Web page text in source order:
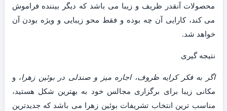
محصولات آنقدر ظریف و زیبا می باشد که دیگر بیننده فراموش
می کند، کارایی آن چه بوده و فقط محو زیبایی و ویژه بودن آن
خواهد شد.
نتیجه گیری
اگر به فکر کرایه ظروف، اجاره میز و صندلی در بوئین زهرا، و
مکانی زیبا برای برگزاری مجالس خود به بهترین شکل هستید،
مناسب ترین انتخاب تشریفات بوئین زهرا می باشد که جدیدترین